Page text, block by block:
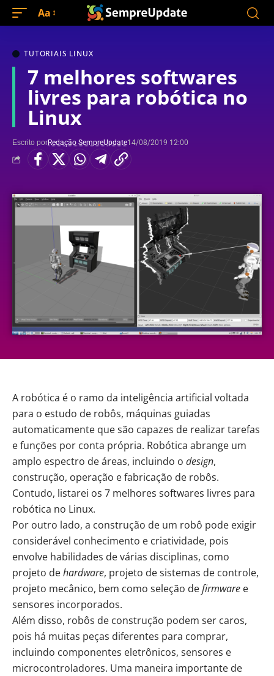
Aa
TUTORIAIS LINUX
7 melhores softwares
livres para robótica no
Linux
Escrito porRedação SempreUpdate14/08/2019 12:00
A robótica é o ramo da inteligência artificial voltada
para o estudo de robôs, máquinas guiadas
automaticamente que são capazes de realizar tarefas
e funções por conta própria. Robótica abrange um
amplo espectro de áreas, incluindo o design,
construção, operação e fabricação de robôs.
Contudo, listarei os 7 melhores softwares livres para
robótica no Linux.
Por outro lado, a construção de um robô pode exigir
considerável conhecimento e criatividade, pois
envolve habilidades de várias disciplinas, como
projeto dehardware, projeto de sistemas de controle,
projeto mecânico, bem como seleção defirmware e
sensores incorporados.
Além disso, robôs de construção podem ser caros,
pois há muitas peças diferentes para comprar,
incluindo componentes eletrônicos, sensores e
microcontroladores. Uma maneira importante de